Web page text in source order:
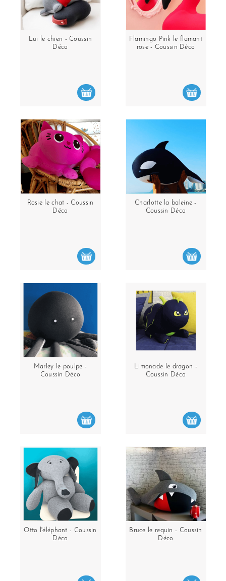
Lui le chien - Coussin
Déco
Flamingo Pink le flamant
rose - Coussin Déco
Rosie le chat - Coussin
Déco
Charlotte la baleine -
Coussin Déco
Marley le poulpe -
Coussin Déco
Limonade le dragon -
Coussin Déco
Otto l'éléphant - Coussin
Déco
Bruce le requin - Coussin
Déco